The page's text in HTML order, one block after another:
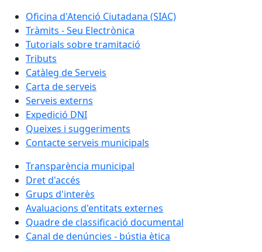
Oficina d'Atenció Ciutadana (SIAC)
Tràmits - Seu Electrònica
Tutorials sobre tramitació
Tributs
Catàleg de Serveis
Carta de serveis
Serveis externs
Expedició DNI
Queixes i suggeriments
Contacte serveis municipals
Transparència municipal
Dret d'accés
Grups d'interès
Avaluacions d'entitats externes
Quadre de classificació documental
Canal de denúncies - bústia ètica